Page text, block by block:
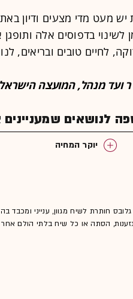
יש מעט מדי מצעים ודיון
לשינוי בדפוסים אלה
לחיים טובים ובריאים, לנו
ועד מנהל, המועצה
לנושאים שמעניינים
יוקר המחיה
חותרת לשיח מגוון, ענייני ומכבד
גזענות, הסתה או כל שיח בלתי הולם אחר